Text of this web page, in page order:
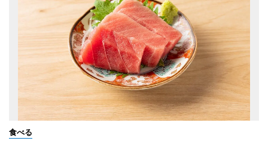
食べる